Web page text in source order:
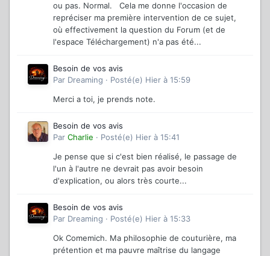
ou pas. Normal. Cela me donne l'occasion de
repréciser ma première intervention de ce sujet,
où effectivement la question du Forum (et de
l'espace Téléchargement) n'a pas été...
Besoin de vos avis
Par Dreaming · Posté(e) Hier à 15:59
Merci a toi, je prends note.
Besoin de vos avis
Par Charlie · Posté(e) Hier à 15:41
Je pense que si c'est bien réalisé, le passage de
l'un à l'autre ne devrait pas avoir besoin
d'explication, ou alors très courte...
Besoin de vos avis
Par Dreaming · Posté(e) Hier à 15:33
Ok Comemich. Ma philosophie de couturière, ma
prétention et ma pauvre maîtrise du langage